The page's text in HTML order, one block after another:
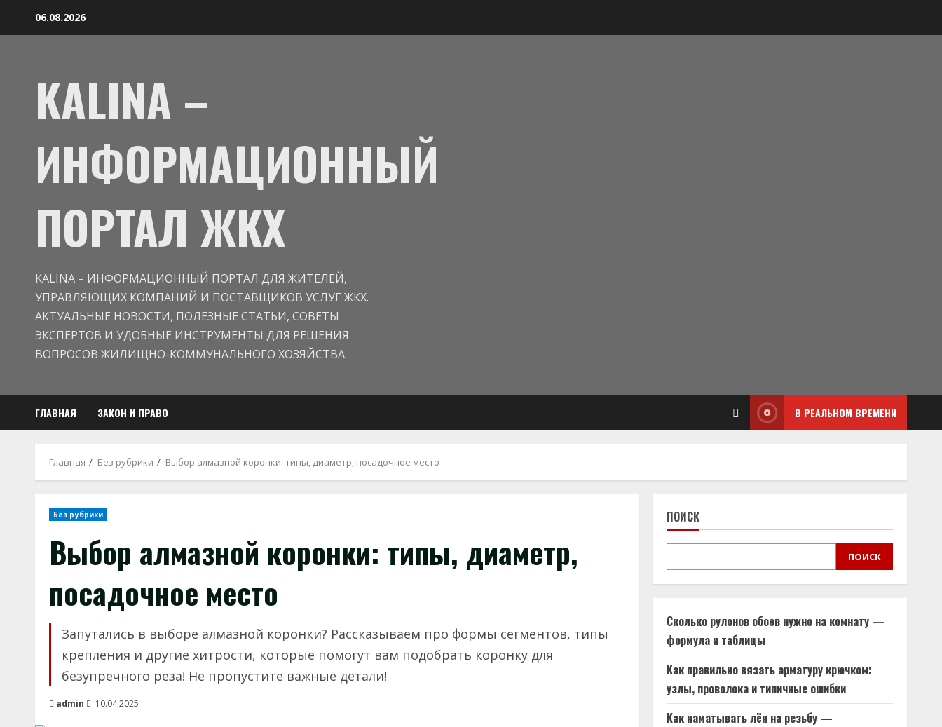
06.08.2026
KALINA –
ИНФОРМАЦИОННЫЙ
ПОРТАЛ ЖКХ
KALINA – ИНФОРМАЦИОННЫЙ ПОРТАЛ ДЛЯ ЖИТЕЛЕЙ,
УПРАВЛЯЮЩИХ КОМПАНИЙ И ПОСТАВЩИКОВ УСЛУГ ЖКХ.
АКТУАЛЬНЫЕ НОВОСТИ, ПОЛЕЗНЫЕ СТАТЬИ, СОВЕТЫ
ЭКСПЕРТОВ И УДОБНЫЕ ИНСТРУМЕНТЫ ДЛЯ РЕШЕНИЯ
ВОПРОСОВ ЖИЛИЩНО-КОММУНАЛЬНОГО ХОЗЯЙСТВА.
ГЛАВНАЯ ЗАКОН И ПРАВО В РЕАЛЬНОМ ВРЕМЕНИ
Главная Без рубрики Выбор алмазной коронки: типы, диаметр, посадочное место
Без рубрики
Выбор алмазной коронки: типы, диаметр,
посадочное место
Запутались в выборе алмазной коронки? Рассказываем про формы сегментов, типы
крепления и другие хитрости, которые помогут вам подобрать коронку для
безупречного реза! Не пропустите важные детали!
admin 10.04.2025
ПОИСК
ПОИСК
Сколько рулонов обоев нужно на комнату —
формула и таблицы
Как правильно вязать арматуру крючком:
узлы, проволока и типичные ошибки
Как наматывать лён на резьбу —